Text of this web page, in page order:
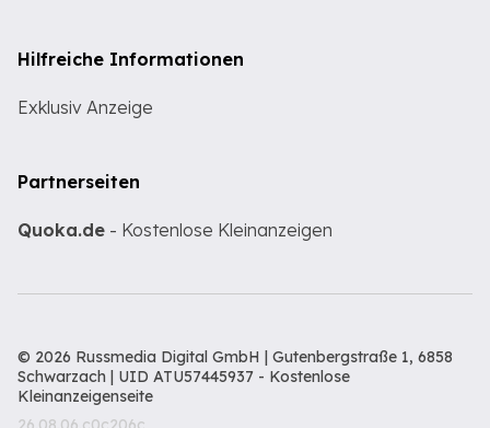
Hilfreiche Informationen
Exklusiv Anzeige
Partnerseiten
Quoka.de - Kostenlose Kleinanzeigen
© 2026 Russmedia Digital GmbH | Gutenbergstraße 1, 6858
Schwarzach | UID ATU57445937 - Kostenlose
Kleinanzeigenseite